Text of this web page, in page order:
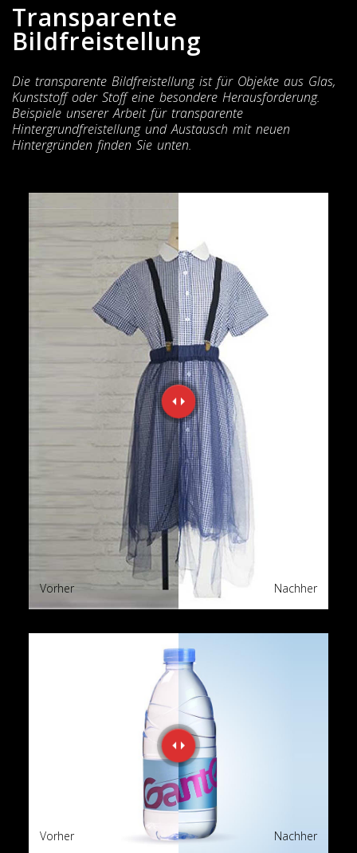
Transparente
Bildfreistellung
Die transparente Bildfreistellung ist für Objekte aus Glas,
Kunststoff oder Stoff eine besondere Herausforderung.
Beispiele unserer Arbeit für transparente
Hintergrundfreistellung und Austausch mit neuen
Hintergründen finden Sie unten.
Nachher
Vorher
Nachher
Vorher